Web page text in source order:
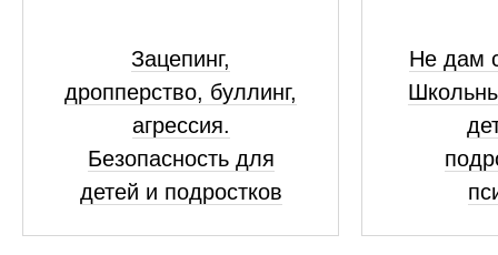
Зацепинг,
дропперство, буллинг,
агрессия.
Безопасность для
детей и подростков
Не дам